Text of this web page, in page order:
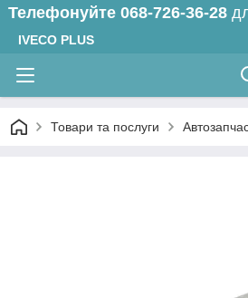
Телефонуйте 068-726-36-28
IVECO PLUS
Товари та послуги